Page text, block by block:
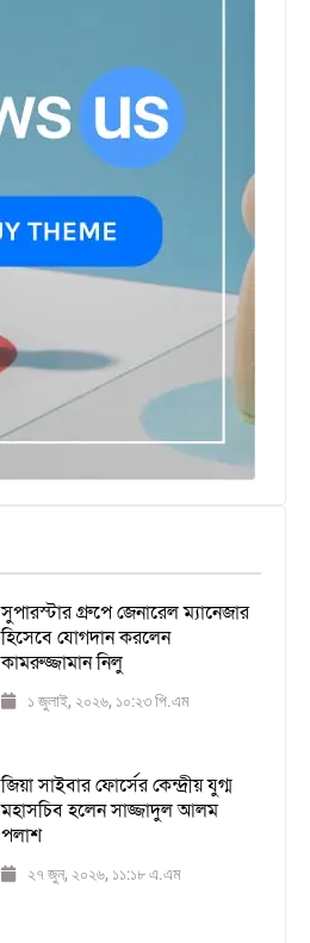
সুপারস্টার গ্রুপে জেনারেল ম্যানেজার
হিসেবে যোগদান করলেন
কামরুজ্জামান নিলু
১ জুলাই, ২০২৬, ১০:২৩ পি.এম
জিয়া সাইবার ফোর্সের কেন্দ্রীয় যুগ্ম
মহাসচিব হলেন সাজ্জাদুল আলম
পলাশ
২৭ জুন, ২০২৬, ১১:১৮ এ.এম